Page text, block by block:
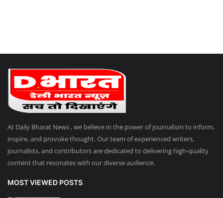
At Daily Bharat News , we believe in the power of journalism to inform,
inspire, and provoke thought. Our team of experienced writers,
journalists, and contributors are dedicated to delivering high-quality
content that resonates with our diverse audience.
MOST VIEWED POSTS